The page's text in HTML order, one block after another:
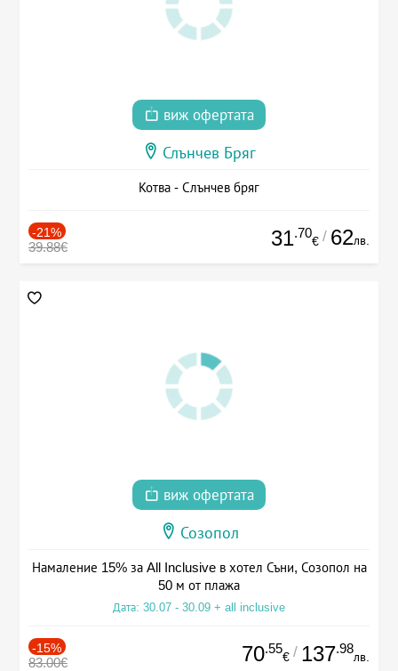
виж офертата
Слънчев Бряг
Котва - Слънчев бряг
-21%
39.88€ 31.70
€ / 62лв.
виж офертата
Созопол
Намаление 15% за All Inclusive в хотел Съни, Созопол на
50 м от плажа
Дата: 30.07 - 30.09 + all inclusive
-15%
83.00€ 70.55
€ / 137.98
лв.